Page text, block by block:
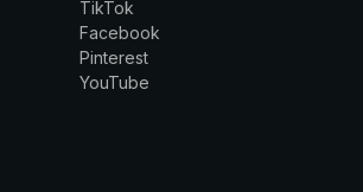
TikTok
Facebook
Pinterest
YouTube